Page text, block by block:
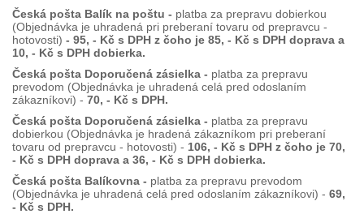
Česká pošta Balík na poštu - platba za prepravu dobierkou
(Objednávka je uhradená pri preberaní tovaru od prepravcu -
hotovosti) - 95, - Kč s DPH z čoho je 85, - Kč s DPH doprava a
10, - Kč s DPH dobierka.
Česká pošta Doporučená zásielka - platba za prepravu
prevodom (Objednávka je uhradená celá pred odoslaním
zákazníkovi) - 70, - Kč s DPH.
Česká pošta Doporučená zásielka - platba za prepravu
dobierkou (Objednávka je hradená zákazníkom pri preberaní
tovaru od prepravcu - hotovosti) - 106, - Kč s DPH z čoho je 70,
- Kč s DPH doprava a 36, - Kč s DPH dobierka.
Česká pošta Balíkovna - platba za prepravu prevodom
(Objednávka je uhradená celá pred odoslaním zákazníkovi) - 69,
- Kč s DPH.